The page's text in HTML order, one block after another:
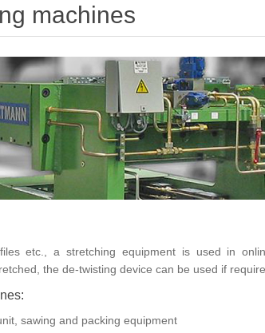
machines
etc., a stretching equipment is used in
the de-twisting device can be used if
sawing and packing equipment